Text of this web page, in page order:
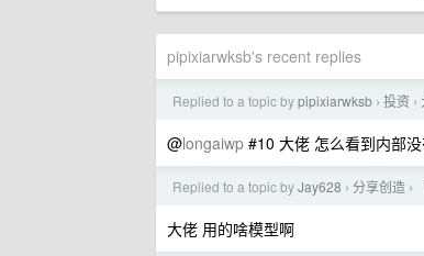
pipixiarwksb's recent replies
Replied to a topic bypipixiarwksb › 投资 ›
@longaiwp #10 大佬 怎么看到内部
Replied to a topic byJay628 › 分享创造 ›
大佬 用的啥模型啊